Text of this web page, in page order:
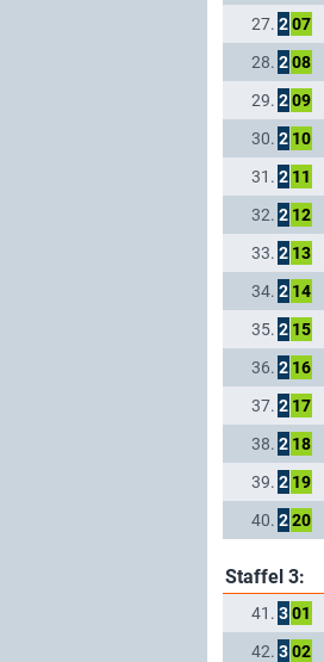
27. 207
28. 208
29. 209
30. 2 10
31. 2 11
32. 2 12
33. 2 13
34. 2 14
35. 2 15
36. 2 16
37. 2 17
38. 2 18
39. 2 19
40. 220
Staffel 3:
41. 301
42. 302